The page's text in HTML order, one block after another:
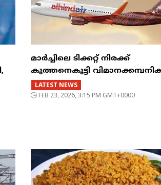
മാർച്ചിലെ ടിക്കറ്റ് നിരക്ക്
കുത്തനെകൂട്ടി
LATEST NEWS
FEB 23, 2026, 3:15 PM GMT+0000